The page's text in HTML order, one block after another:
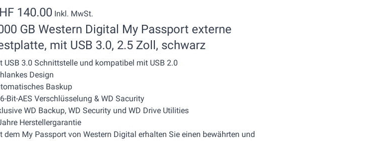
140.00Inkl. MwSt.
GB Western Digital My Passport externe
mit USB 3.0, 2.5 Zoll, schwarz
USB 3.0 Schnittstelle und kompatibel mit USB 2.0
Design
Baskup
Bit-AES Verschlüsselung & WD Sacurity
WD Backup, WD Security und WD Drive Utilities
Herstellergarantie
dem My Passport von Western Digital erhalten Sie einen bewährten und